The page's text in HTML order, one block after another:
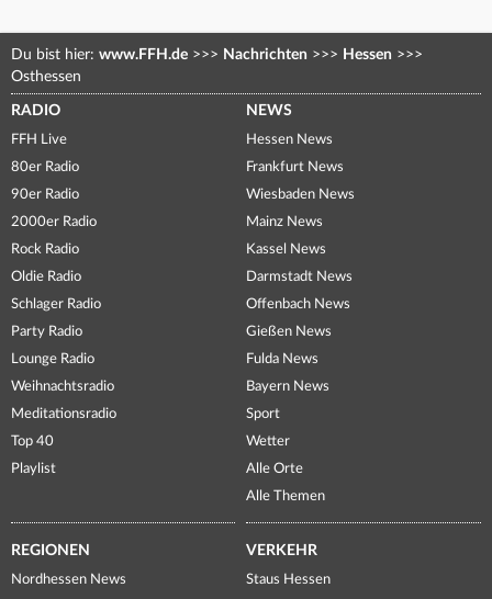
Du bist hier: www.FFH.de >>> Nachrichten >>> Hessen >>>
Osthessen
RADIO
FFH Live
80er Radio
90er Radio
2000er Radio
Rock Radio
Oldie Radio
Schlager Radio
Party Radio
Lounge Radio
Weihnachtsradio
Meditationsradio
Top 40
Playlist
NEWS
Hessen News
Frankfurt News
Wiesbaden News
Mainz News
Kassel News
Darmstadt News
Offenbach News
Gießen News
Fulda News
Bayern News
Sport
Wetter
Alle Orte
Alle Themen
REGIONEN
Nordhessen News
VERKEHR
Staus Hessen